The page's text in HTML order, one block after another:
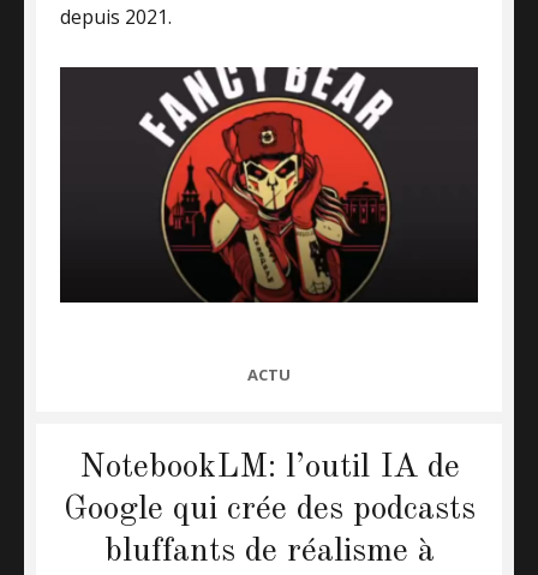
depuis 2021.
CATEGORIES
ACTU
NotebookLM: l’outil IA de
Google qui crée des podcasts
bluffants de réalisme à